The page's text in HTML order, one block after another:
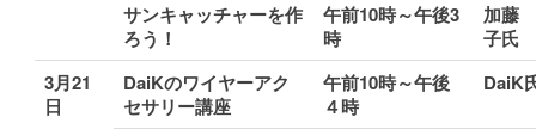
サンキャッチャーを作
ろう！
午前10時～午後3
時
加藤
子氏
3月21
日
DaiKのワイヤーアク
セサリー講座
午前10時～午後
４時
DaiK